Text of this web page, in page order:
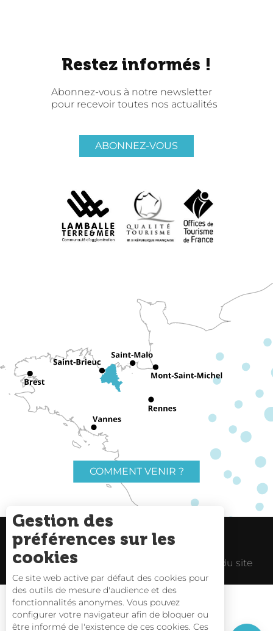
Horaires
Restez informés !
Abonnez-vous à notre newsletter
pour recevoir toutes nos actualités
ABONNEZ-VOUS
COMMENT VENIR ?
Charte du voyageur Liens utiles
Espace Pro Plan du site
Gestion des
préférences sur les
cookies
Ce site web active par défaut des cookies pour
des outils de mesure d'audience et des
fonctionnalités anonymes. Vous pouvez
configurer votre navigateur afin de bloquer ou
être informé de l'existence de ces cookies. Ces